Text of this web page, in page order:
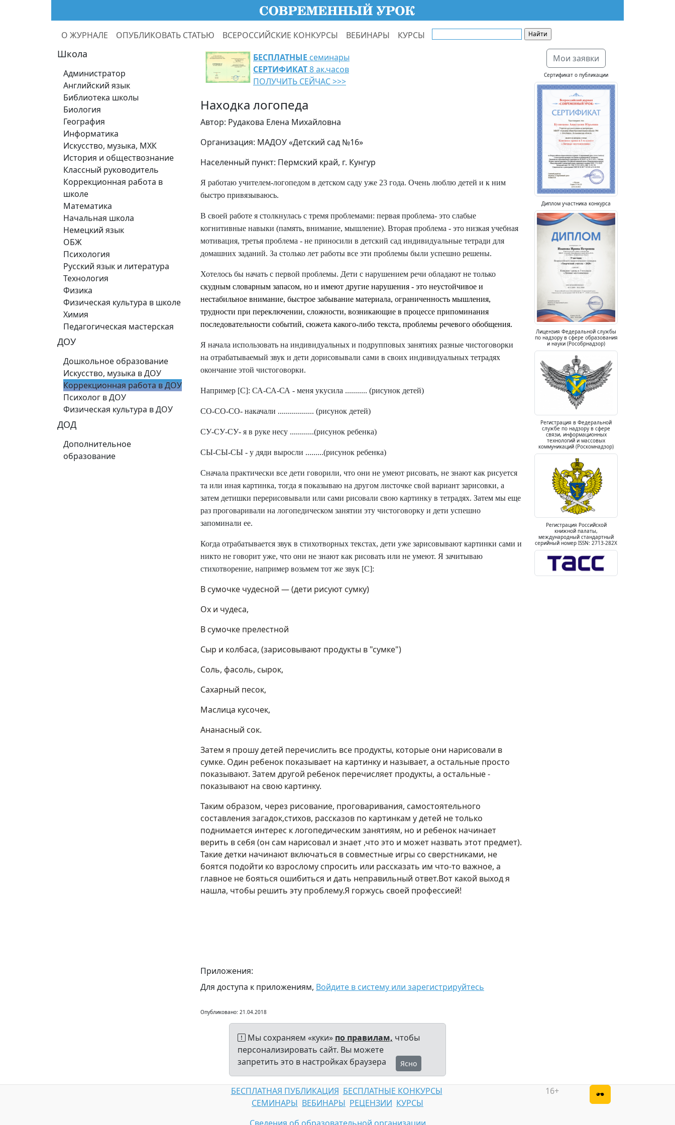
О ЖУРНАЛЕ ОПУБЛИКОВАТЬ СТАТЬЮ ВСЕРОССИЙСКИЕ КОНКУРСЫ ВЕБИНАРЫ КУРСЫ
Школа
Администратор
Английский язык
Библиотека школы
Биология
География
Информатика
Искусство, музыка, МХК
История и обществознание
Классный руководитель
Коррекционная работа в
школе
Математика
Начальная школа
Немецкий язык
ОБЖ
Психология
Русский язык и литература
Технология
Физика
Физическая культура в школе
Химия
Педагогическая мастерская
ДОУ
Дошкольное образование
Искусство, музыка в ДОУ
Коррекционная работа в ДОУ
Психолог в ДОУ
Физическая культура в ДОУ
ДОД
Дополнительное
образование
БЕСПЛАТНЫЕ семинары
СЕРТИФИКАТ8 ак.часов
ПОЛУЧИТЬ СЕЙЧАС >>>
Находка логопеда
Автор: Рудакова Елена Михайловна
Организация: МАДОУ «Детский сад №16»
Населенный пункт: Пермский край, г. Кунгур
Я работаю учителем-логопедом в детском саду уже 23 года. Очень люблю детей и к ним
быстро привязываюсь.
В своей работе я столкнулась с тремя проблемами: первая проблема- это слабые
когнитивные навыки (память, внимание, мышление). Вторая проблема - это низкая учебная
мотивация, третья проблема - не приносили в детский сад индивидуальные тетради для
домашних заданий. За столько лет работы все эти проблемы были успешно решены.
Хотелось бы начать с первой проблемы. Дети с нарушением речи обладают не только
скудным словарным запасом, но и имеют другие нарушения - это неустойчивое и
нестабильное внимание, быстрое забывание материала, ограниченность мышления,
трудности при переключении, сложности, возникающие в процессе припоминания
последовательности событий, сюжета какого-либо текста, проблемы речевого обобщения.
Я начала использовать на индивидуальных и подрупповых занятиях разные чистоговорки
на отрабатываемый звук и дети дорисовывали сами в своих индивидуальных тетрадях
окончание этой чистоговорки.
Например [С]: СА-СА-СА - меня укусила ........... (рисунок детей)
СО-СО-СО- накачали .................. (рисунок детей)
СУ-СУ-СУ- я в руке несу ............(рисунок ребенка)
СЫ-СЫ-СЫ - у дяди выросли .........(рисунок ребенка)
Сначала практически все дети говорили, что они не умеют рисовать, не знают как рисуется
та или иная картинка, тогда я показываю на другом листочке свой вариант зарисовки, а
затем детишки перерисовывали или сами рисовали свою картинку в тетрадях. Затем мы еще
раз проговаривали на логопедическом занятии эту чистоговорку и дети успешно
запоминали ее.
Когда отрабатывается звук в стихотворных текстах, дети уже зарисовывают картинки сами и
никто не говорит уже, что они не знают как рисовать или не умеют. Я зачитываю
стихотворение, например возьмем тот же звук [C]:
В сумочке чудесной — (дети рисуют сумку)
Ох и чудеса,
В сумочке прелестной
Сыр и колбаса, (зарисовывают продукты в "сумке")
Соль, фасоль, сырок,
Сахарный песок,
Маслица кусочек,
Ананасный сок.
Затем я прошу детей перечислить все продукты, которые они нарисовали в
сумке. Один ребенок показывает на картинку и называет, а остальные просто
показывают. Затем другой ребенок перечисляет продукты, а остальные -
показывают на свою картинку.
Таким образом, через рисование, проговаривания, самостоятельного
составления загадок,стихов, рассказов по картинкам у детей не только
поднимается интерес к логопедическим занятиям, но и ребенок начинает
верить в себя (он сам нарисовал и знает ,что это и может назвать этот предмет).
Такие детки начинают включаться в совместные игры со сверстниками, не
боятся подойти ко взрослому спросить или рассказать им что-то важное, а
главное не бояться ошибиться и дать неправильный ответ.Вот какой выход я
нашла, чтобы решить эту проблему.Я горжусь своей профессией!
Приложения:
Для доступа к приложениям, Войдите в систему или зарегистрируйтесь
Опубликовано: 21.04.2018
Мои заявки
Сертификат о публикации
Диплом участника конкурса
Лицензия Федеральной службы
по надзору в сфере образования
и науки (Рособрнадзор)
Регистрация в Федеральной
службе по надзору в сфере
связи, информационных
технологий и массовых
коммуникаций (Роскомнадзор)
Регистрация Российской
книжной палаты,
международный стандартный
серийный номер ISSN: 2713-282X
Мы сохраняем «куки» по правилам, чтобы
персонализировать сайт. Вы можете
запретить это в настройках браузера
Ясно
БЕСПЛАТНАЯ ПУБЛИКАЦИЯ БЕСПЛАТНЫЕ КОНКУРСЫ
СЕМИНАРЫ ВЕБИНАРЫ РЕЦЕНЗИИ КУРСЫ
16+